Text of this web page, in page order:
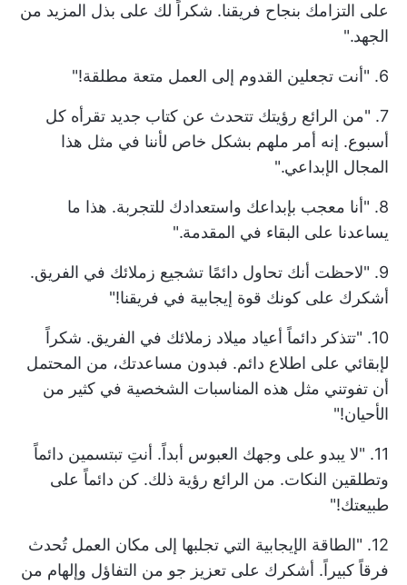
على التزامك بنجاح فريقنا. شكراً لك على بذل المزيد من
الجهد."
6. "أنت تجعلين القدوم إلى العمل متعة مطلقة!"
7. "من الرائع رؤيتك تتحدث عن كتاب جديد تقرأه كل
أسبوع. إنه أمر ملهم بشكل خاص لأننا في مثل هذا
المجال الإبداعي."
8. "أنا معجب بإبداعك واستعدادك للتجربة. هذا ما
يساعدنا على البقاء في المقدمة."
9. "لاحظت أنك تحاول دائمًا تشجيع زملائك في الفريق.
أشكرك على كونك قوة إيجابية في فريقنا!"
10. "تتذكر دائماً أعياد ميلاد زملائك في الفريق. شكراً
لإبقائي على اطلاع دائم. فبدون مساعدتك، من المحتمل
أن تفوتني مثل هذه المناسبات الشخصية في كثير من
الأحيان!"
11. "لا يبدو على وجهك العبوس أبداً. أنتِ تبتسمين دائماً
وتطلقين النكات. من الرائع رؤية ذلك. كن دائماً على
طبيعتك!"
12. "الطاقة الإيجابية التي تجلبها إلى مكان العمل تُحدث
فرقاً كبيراً. أشكرك على تعزيز جو من التفاؤل وإلهام من